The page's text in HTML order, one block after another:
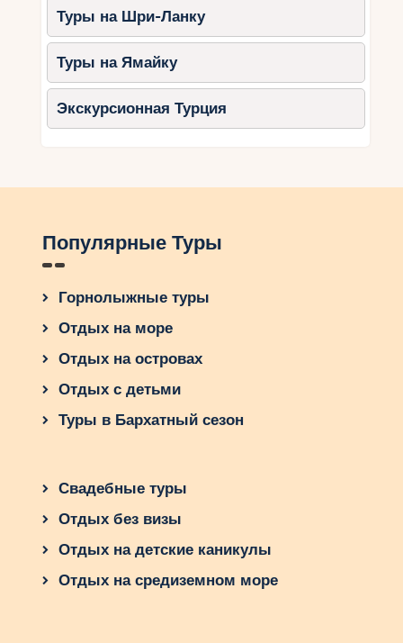
мира. Лыжный отдых — это не только спорт, но
и возможность расширить свои горизонты и
погрузиться в новый мир приключений.
Туры на Шри-Ланку
Туры на Ямайку
Экскурсионная Турция
Популярные Туры
Горнолыжные туры
Отдых на море
Отдых на островах
Отдых с детьми
Туры в Бархатный сезон
Свадебные туры
Отдых без визы
Отдых на детские каникулы
Отдых на средиземном море